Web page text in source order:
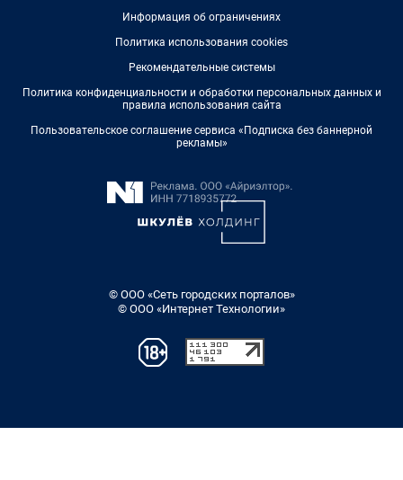
Информация об ограничениях
Политика использования cookies
Рекомендательные системы
Политика конфиденциальности и обработки персональных данных и
правила использования сайта
Пользовательское соглашение сервиса «Подписка без баннерной
рекламы»
© ООО «Сеть городских порталов»
© ООО «Интернет Технологии»